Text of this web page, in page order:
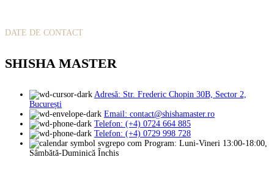
DATE DE CONTACT
SHISHA MASTER
Adresă: Str. Frederic Chopin 30B, Sector 2,
București
Email: contact@shishamaster.ro
Telefon: (+4) 0724 664 885
Telefon: (+4) 0729 998 728
Program: Luni-Vineri 13:00-18:00,
Sâmbătă-Duminică Închis